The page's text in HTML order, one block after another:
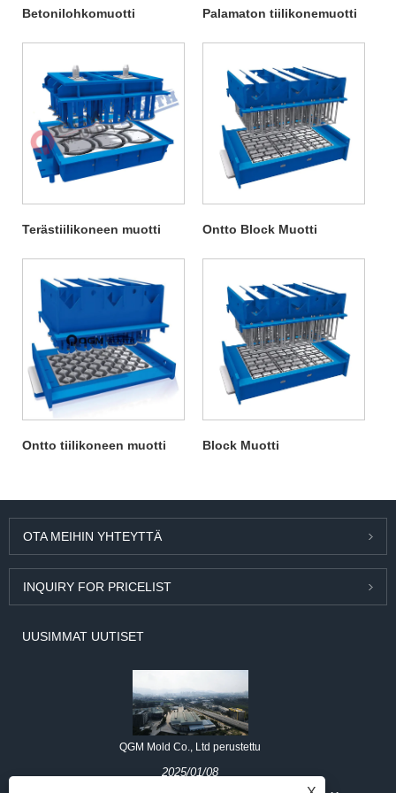
Betonilohkomuotti Palamaton tiilikonemuotti
Terästiilikoneen muotti Ontto Block Muotti
Ontto tiilikoneen muotti Block Muotti
OTA MEIHIN YHTEYTTÄ
INQUIRY FOR PRICELIST
UUSIMMAT UUTISET
QGM Mold Co., Ltd perustettu
2025/01/08